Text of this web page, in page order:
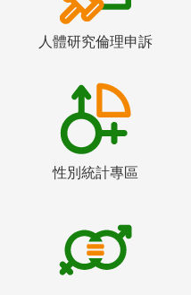
人體研究倫理申訴
性別統計專區